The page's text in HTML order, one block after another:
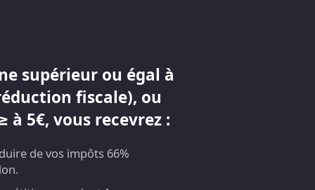
supérieur ou égal à
fiscale), ou
5€, vous recevrez :
de vos impôts 66%